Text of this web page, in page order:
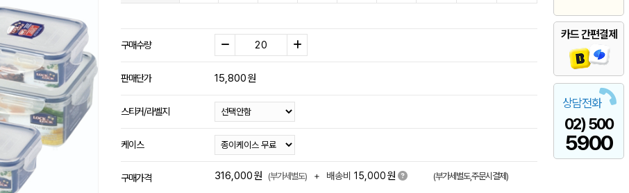
카드 간편결제
상담전화
02) 500
5900
구매수량
판매단가 15,800원
스티커/라벨지
케이스
구매가격 316,000원 (부가세별도) + 배송비 15,000원 (부가세별도,주문시결제)